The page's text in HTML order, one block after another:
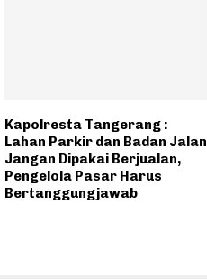
Kapolresta Tangerang :
Lahan Parkir dan Badan Jalan
Jangan Dipakai Berjualan,
Pengelola Pasar Harus
Bertanggungjawab